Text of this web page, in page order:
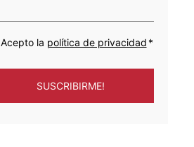
Acepto la política de privacidad *